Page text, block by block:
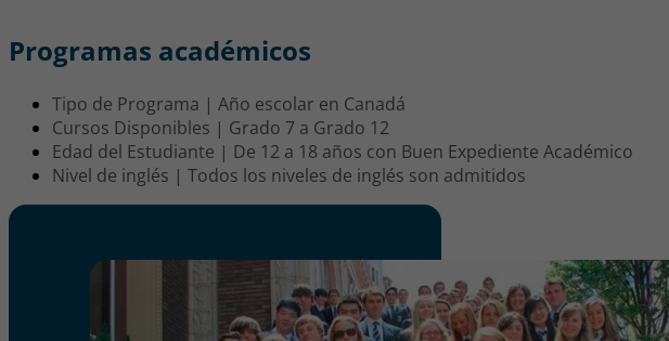
Programas académicos
Tipo de Programa | Año escolar en Canadá
Cursos Disponibles | Grado 7 a Grado 12
Edad del Estudiante | De 12 a 18 años con Buen Expediente Académico
Nivel de inglés | Todos los niveles de inglés son admitidos